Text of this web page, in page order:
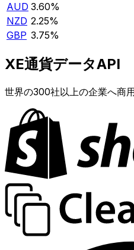
AUD 3.60%
NZD 2.25%
GBP 3.75%
XE通貨データAPI
世界の300社以上の企業へ商